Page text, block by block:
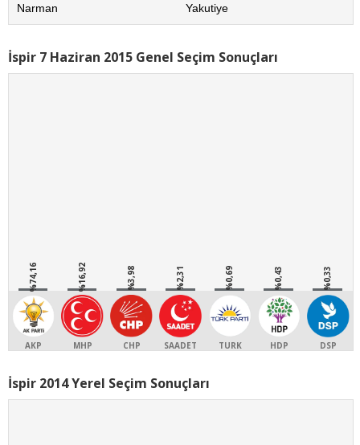
Narman
Yakutiye
İspir 7 Haziran 2015 Genel Seçim Sonuçları
%74,16
AKP
%16,92
MHP
%3,98
CHP
%2,31
SAADET
%0,69
TURK
%0,43
HDP
%0,33
DSP
İspir 2014 Yerel Seçim Sonuçları